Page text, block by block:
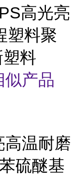
高光亮
塑料聚
料
似产品
高温耐磨
硫醚基